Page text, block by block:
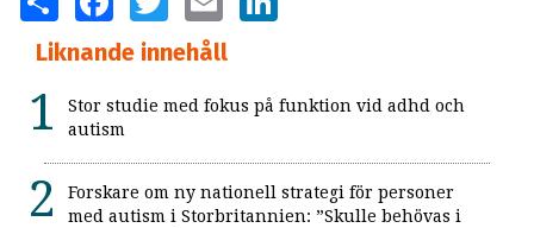
Liknande innehåll
Stor studie med fokus på funktion vid adhd och
autism
Forskare om ny nationell strategi för personer
med autism i Storbritannien: ”Skulle behövas i